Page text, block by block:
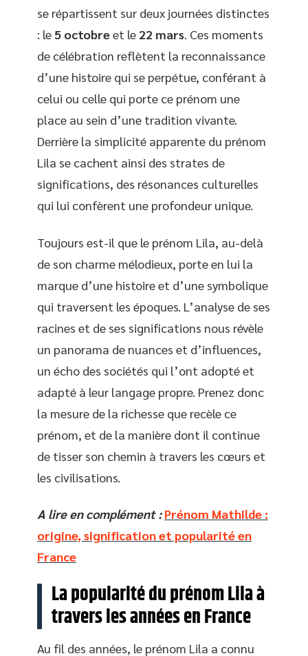
se répartissent sur deux journées distinctes
: le 5 octobreet le 22 mars. Ces moments
de célébration reflètent la reconnaissance
d’une histoire qui se perpétue, conférant à
celui ou celle qui porte ce prénom une
place au sein d’une tradition vivante.
Derrière la simplicité apparente du prénom
Lila se cachent ainsi des strates de
significations, des résonances culturelles
qui lui confèrent une profondeur unique.
Toujours est-il que le prénom Lila, au-delà
de son charme mélodieux, porte en lui la
marque d’une histoire et d’une symbolique
qui traversent les époques. L’analyse de ses
racines et de ses significations nous révèle
un panorama de nuances et d’influences,
un écho des sociétés qui l’ont adopté et
adapté à leur langage propre. Prenez donc
la mesure de la richesse que recèle ce
prénom, et de la manière dont il continue
de tisser son chemin à travers les cœurs et
les civilisations.
A lire en complément : Prénom Mathilde :
origine, signification et popularité en
France
La popularité du prénom Lila à
travers les années en France
Au fil des années, le prénom Lila a connu